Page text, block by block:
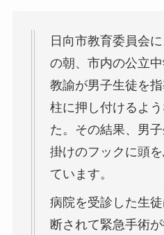
日向市教育委員会
の朝、市内の公立
教諭が男子生徒を
柱に押し付けるよ
た。その結果、男
掛けのフックに頭
ています。
病院を受診した生
断されて緊急手術